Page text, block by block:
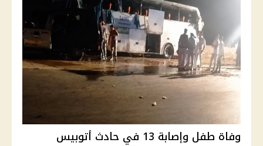
وفاة طفل وإصابة 13 في حادث أتوبيس